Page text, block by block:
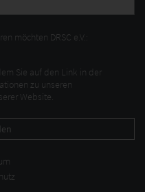
möchten DRSC e.V.:
Sie auf den Link in der
zu unseren
Website.